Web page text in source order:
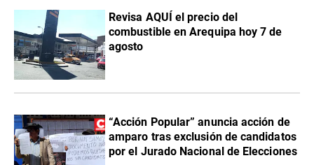
Revisa AQUÍ el precio del
combustible en Arequipa hoy 7 de
agosto
“Acción Popular” anuncia acción de
amparo tras exclusión de candidatos
por el Jurado Nacional de Elecciones